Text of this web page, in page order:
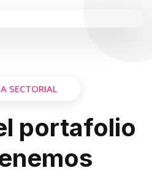
SECTORIAL
portafolio